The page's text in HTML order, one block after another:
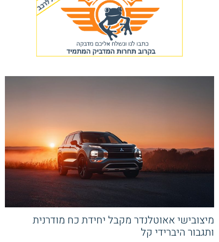
מיצובישי אאוטלנדר מקבל יחידת כח מודרנית
ותגבור היברידי קל